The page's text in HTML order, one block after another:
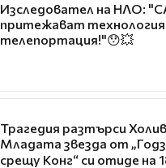
Изследовател на НЛО:
притежават технология
телепортация!"😯💥
Трагедия разтърси
Младата звезда от
срещу Конг“ си отиде на